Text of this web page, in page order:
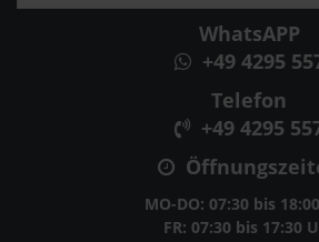
WhatsAPP
+49 4295
Telefon
+49 4295
MO-DO: 07:30 bis
FR: 07:30 bis 17:30